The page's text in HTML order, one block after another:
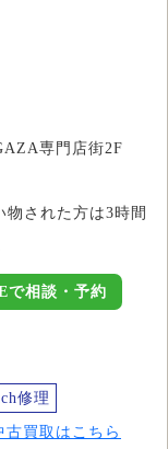
専門店街2F
された方は3時間
で相談・予約
修理
古買取はこちら